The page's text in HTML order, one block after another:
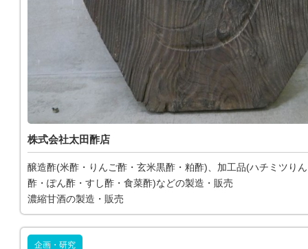
株式会社太田酢店
醸造酢(米酢・りんご酢・玄米黒酢・粕酢)、加工品(ハチミツり
酢・ぽん酢・すし酢・食菜酢)などの製造・販売
濃縮甘酒の製造・販売
企画・研究